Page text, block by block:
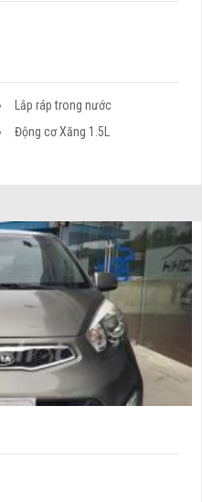
Lắp ráp trong nước
Động cơ Xăng 1.5L